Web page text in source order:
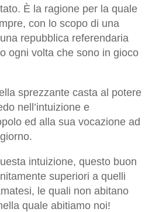
È la ragione per la quale
con lo scopo di una
repubblica referendaria
ogni volta che sono in gioco
sprezzante casta al potere
nell’intuizione e
ed alla sua vocazione ad
intuizione, questo buon
superiori a quelli
le quali non abitano
quale abitiamo noi!